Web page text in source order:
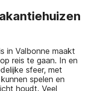
in Valbonne maakt
reis te gaan. In en
sfeer, met
spelen en
houdt. Veel